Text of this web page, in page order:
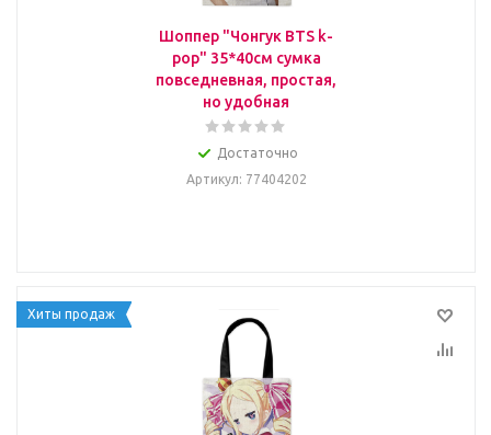
Шоппер "Чонгук BTS k-
pop" 35*40см сумка
повседневная, простая,
но удобная
Достаточно
Артикул: 77404202
Хиты продаж